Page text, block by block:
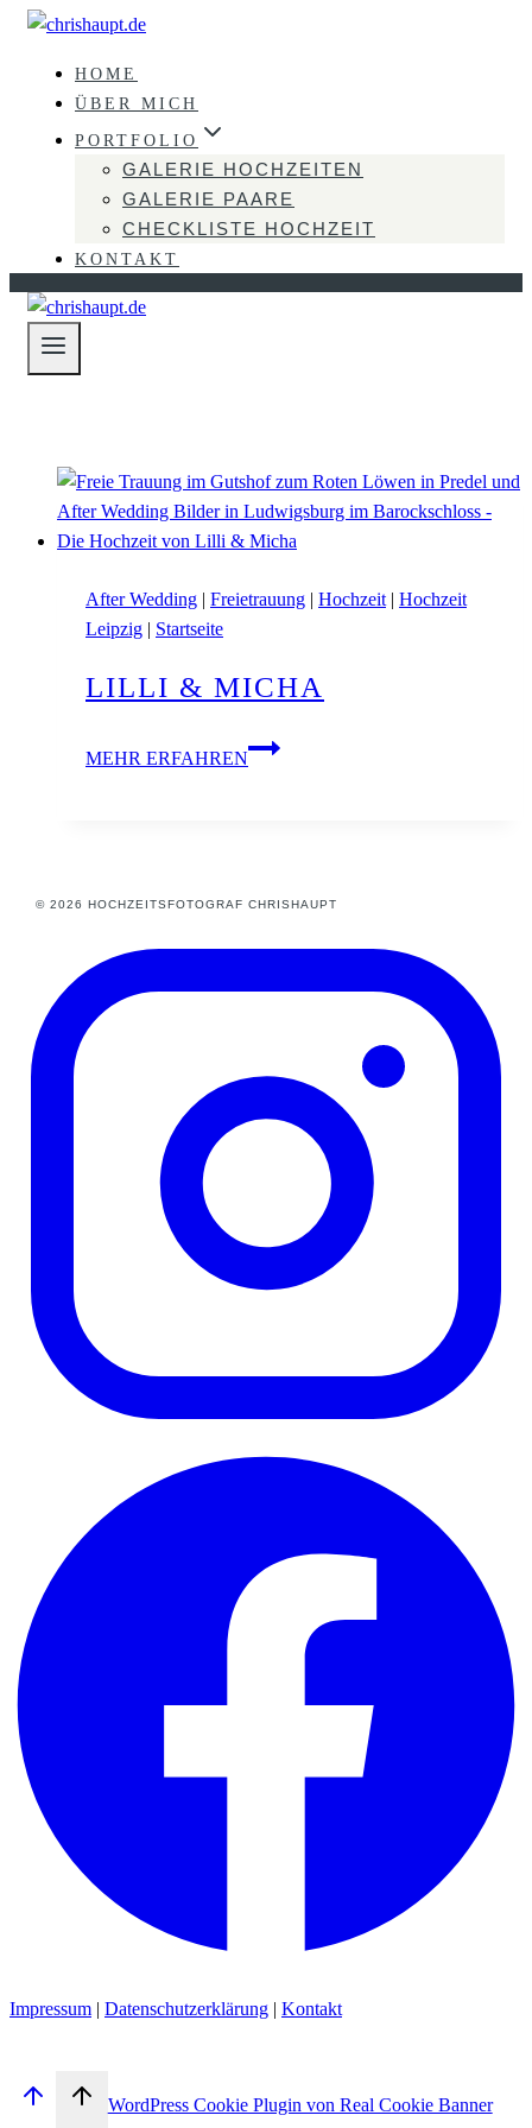
Zum
springen
HOME
ÜBER MICH
PORTFOLIO
GALERIE HOCHZEITEN
GALERIE PAARE
CHECKLISTE HOCHZEIT
KONTAKT
After Wedding | Freietrauung | Hochzeit | Hochzeit
Leipzig | Startseite
LILLI & MICHA
MEHR ERFAHREN
Lilli
© 2026 HOCHZEITSFOTOGRAF CHRISHAUPT
Impressum | Datenschutzerklärung | Kontakt
WordPress Cookie Plugin von Real Cookie Banner